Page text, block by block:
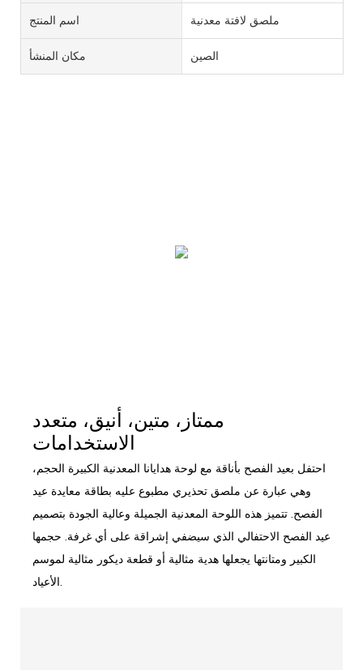
اسم المنتج ملصق لافتة معدنية
مكان المنشأ الصين
ممتاز، متين، أنيق، متعدد
الاستخدامات
احتفل بعيد الفصح بأناقة مع لوحة هدايانا المعدنية الكبيرة الحجم،
وهي عبارة عن ملصق تحذيري مطبوع عليه بطاقة معايدة عيد
الفصح. تتميز هذه اللوحة المعدنية الجميلة وعالية الجودة بتصميم
عيد الفصح الاحتفالي الذي سيضفي إشراقة على أي غرفة. حجمها
الكبير ومتانتها يجعلها هدية مثالية أو قطعة ديكور مثالية لموسم
الأعياد.